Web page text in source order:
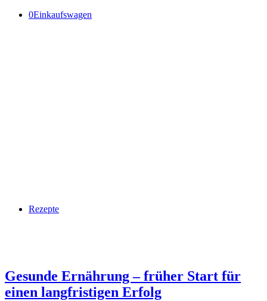
0Einkaufswagen
Rezepte
Gesunde Ernährung – früher Start für
einen langfristigen Erfolg